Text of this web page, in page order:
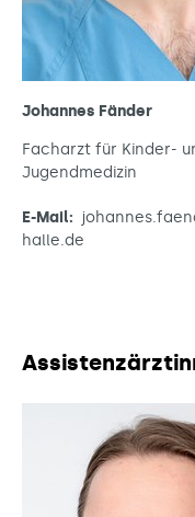
Johannes Fänder
Facharzt für Kinder-
Jugendmedizin
E-Mail:
halle.de